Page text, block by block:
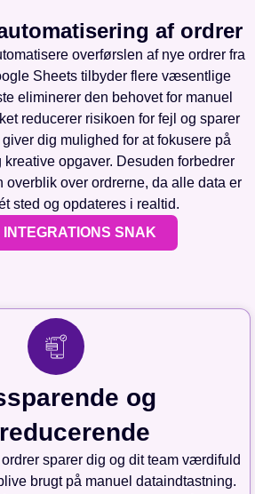
af ordrer
overførslen af nye ordrer fra
Sheets tilbyder flere væsentlige
eliminerer den behovet for manuel
reducerer risikoen for fejl og sparer
dig mulighed for at fokusere på
kreative opgaver. Desuden forbedrer
overblik over ordrerne, da alle data er
sted og opdateres i realtid.
INTEGRATIONS SNAK
og
sparer dig og dit team værdifuld
brugt på manuel dataindtastning.